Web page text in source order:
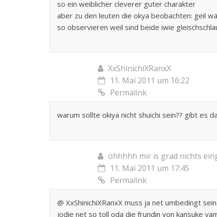
so ein weiblicher cleverer guter charakter
aber zu den leuten die okya beobachten: geil
so observieren weil sind beide iwie
XxShinichiXRanxX
11. Mai 2011 um 16:22
Permalink
warum sollte okiya nicht shuichi sein?? gibt es
öhhhhh mir is grad nichts
11. Mai 2011 um 17:45
Permalink
@ XxShinichiXRanxX muss ja net umbedingt
jodie net so toll oda die frundin von kansuke